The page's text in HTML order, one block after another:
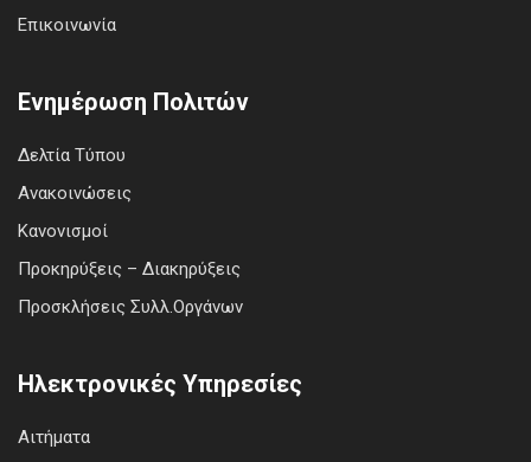
Επικοινωνία
Ενημέρωση Πολιτών
Δελτία Τύπου
Ανακοινώσεις
Κανονισμοί
Προκηρύξεις – Διακηρύξεις
Προσκλήσεις Συλλ.Οργάνων
Ηλεκτρονικές Υπηρεσίες
Αιτήματα